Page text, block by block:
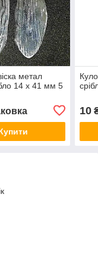
метал
14 х 41 мм 5
10